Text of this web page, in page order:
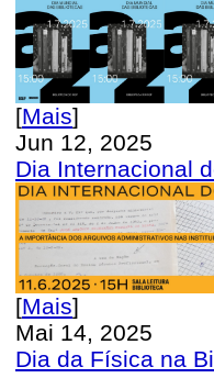
[Mais]
Jun 12, 2025
Dia Internacional
[Mais]
Mai 14, 2025
Dia da Física na